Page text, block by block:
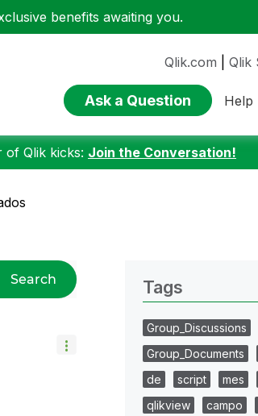
benefits awaiting you.
Qlik.com Qlik
Ask a Question Help
of Qlik kicks: Join the Conversation!
Search Tags
Group_Discussions
Group_Documents
de
script mes
qlikview
campo